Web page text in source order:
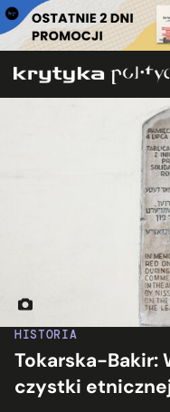
HISTORIA
Tokarska-Bakir:
czystki
Tablica